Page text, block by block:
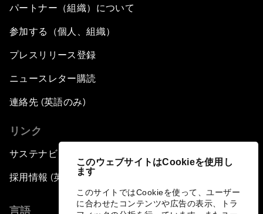
このウェブサイトはCookieを使用し
ます
このサイトではCookieを使って、ユーザー
に合わせたコンテンツや広告の表示、トラ
パートナー（組織）について
参加する（個人、組織）
プレスリリース登録
ニュースレター購読
連絡先 (英語のみ)
リンク
サステナビリティへの取り組み
採用情報 (英語のみ)
言語